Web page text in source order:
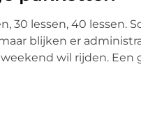
30 lessen, 40 lessen.
blijken er
wil rijden. Een